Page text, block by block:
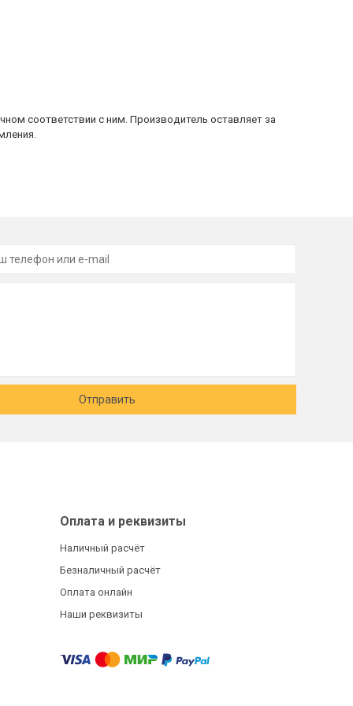
соответствии с ним. Производитель оставляет за
Отправить
Оплата и реквизиты
Наличный расчёт
Безналичный расчёт
Оплата онлайн
Наши реквизиты